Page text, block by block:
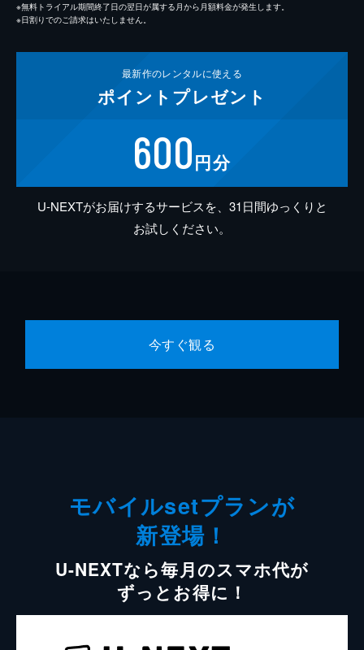
※無料トライアル期間終了日の翌日が属する月から月額料金が発生します。
※日割りでのご請求はいたしません。
最新作のレンタルに使える
ポイント プレゼント
600円分
U-NEXTがお届けするサービスを、31日間ゆっくりと
お試しください。
今すぐ観る
モバイルsetプランが
新登場！
U-NEXTなら毎月のスマホ代が
ずっとお得に！